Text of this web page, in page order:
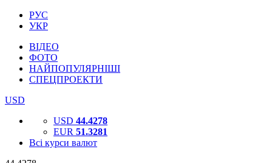
РУС
УКР
ВІДЕО
ФОТО
НАЙПОПУЛЯРНІШІ
СПЕЦПРОЕКТИ
USD
USD 44.4278
EUR 51.3281
Всі курси валют